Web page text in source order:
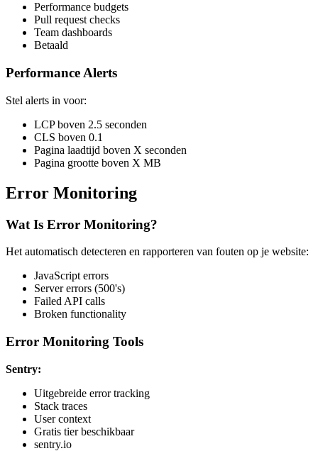
Performance budgets
Pull request checks
Team dashboards
Betaald
Performance Alerts
Stel alerts in voor:
LCP boven 2.5 seconden
CLS boven 0.1
Pagina laadtijd boven X seconden
Pagina grootte boven X MB
Error Monitoring
Wat Is Error Monitoring?
Het automatisch detecteren en rapporteren van fouten op je website:
JavaScript errors
Server errors (500's)
Failed API calls
Broken functionality
Error Monitoring Tools
Sentry:
Uitgebreide error tracking
Stack traces
User context
Gratis tier beschikbaar
sentry.io